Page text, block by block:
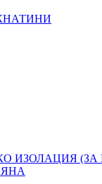
ИЗОЛАЦИЯ